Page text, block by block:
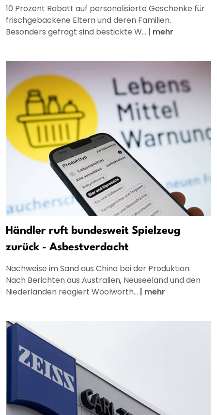
10 Prozent Rabatt auf personalisierte Geschenke für
frischgebackene Eltern und deren Familien.
Besonders gefragt sind bestickte W... | mehr
Händler ruft bundesweit Spielzeug
zurück - Asbestverdacht
Nachweise im Sand aus China bei der Produktion:
Nach Berichten aus Australien, Neuseeland und den
Niederlanden reagiert Woolworth... | mehr